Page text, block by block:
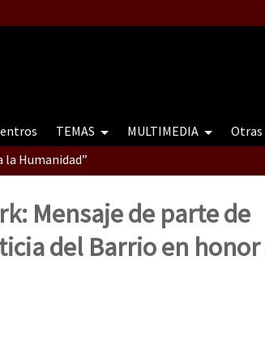
TEMAS MULTIMEDIA Otras
la Humanidad”
a Humanidade”(As populações e a natureza
(As populações e a natureza sob cerco)
Mensaje de parte de
del Barrio en honor